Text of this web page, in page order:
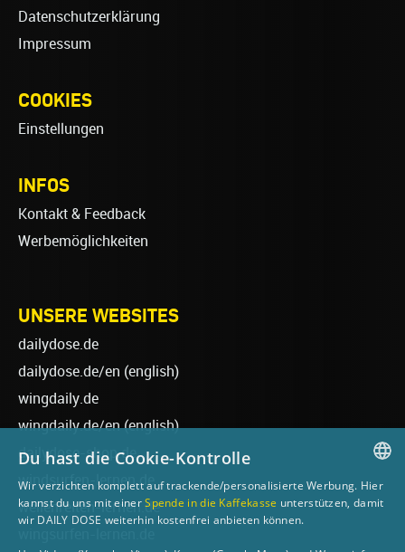
Datenschutzerklärung
Impressum
COOKIES
Einstellungen
INFOS
Kontakt & Feedback
Werbemöglichkeiten
UNSERE WEBSITES
dailydose.de
dailydose.de/en (english)
wingdaily.de
wingdaily.de/en(english)
dailydose-shop.de
windsurfen-lernen.de
wellenreiten-lernen.de
GERMAN
Du hast die Cookie-Kontrolle
Wir verzichten komplett auf trackende/personalisierte Werbung. Hier
kannst du uns mit einerSpende in die Kaffekasse unterstützen, damit
wir DAILY DOSE weiterhin kostenfrei anbieten können.